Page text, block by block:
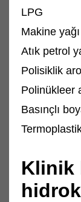
LPG
Makine yağı
Atık petrol
Polisiklik
Polinükleer
Basınçlı
Klinik